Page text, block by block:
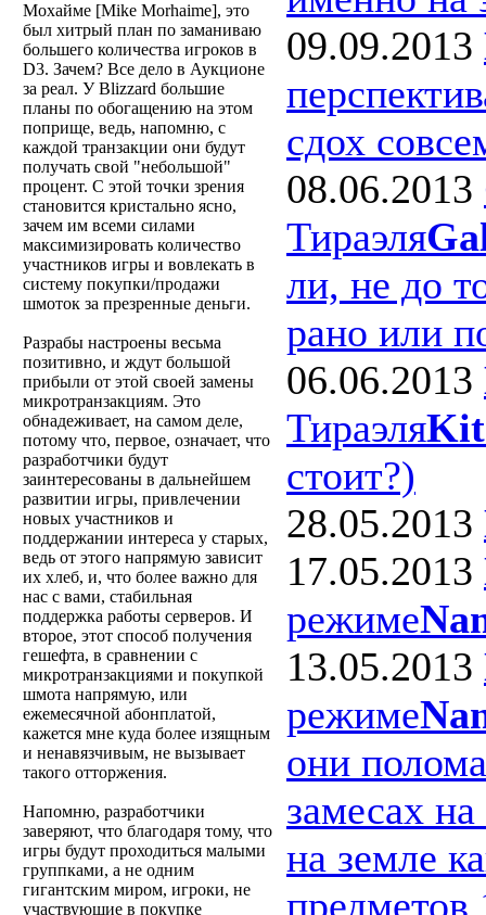
Мохайме [Mike Morhaime], это
был хитрый план по заманиваю
большего количества игроков в
D3. Зачем? Все дело в Аукционе
за реал. У Blizzard большие
планы по обогащению на этом
поприще, ведь, напомню, с
каждой транзакции они будут
получать свой "небольшой"
процент. С этой точки зрения
становится кристально ясно,
зачем им всеми силами
максимизировать количество
участников игры и вовлекать в
систему покупки/продажи
шмоток за презренные деньги.
Разрабы настроены весьма
позитивно, и ждут большой
прибыли от этой своей замены
микротранзакциям. Это
обнадеживает, на самом деле,
потому что, первое, означает, что
разработчики будут
заинтересованы в дальнейшем
развитии игры, привлечении
новых участников и
поддержании интереса у старых,
ведь от этого напрямую зависит
их хлеб, и, что более важно для
нас с вами, стабильная
поддержка работы серверов. И
второе, этот способ получения
гешефта, в сравнении с
микротранзакциями и покупкой
шмота напрямую, или
ежемесячной абонплатой,
кажется мне куда более изящным
и ненавязчивым, не вызывает
такого отторжения.
Напомню, разработчики
заверяют, что благодаря тому, что
игры будут проходиться малыми
группками, а не одним
гигантским миром, игроки, не
участвующие в покупке
09.09.2013
сдох
08.06.2013
Тираэля
ли, не до
рано или
06.06.2013
Тираэля
стоит?)
28.05.2013
17.05.2013
режиме
13.05.2013
режиме
они
замесах
на земле
предметов